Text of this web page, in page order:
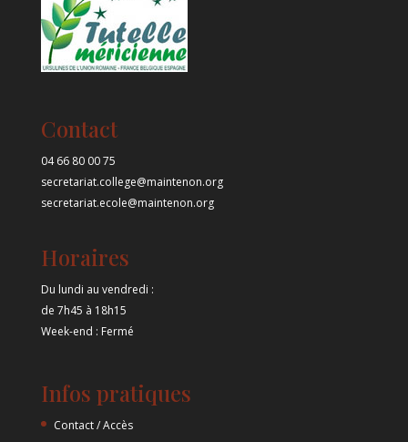
Contact
04 66 80 00 75
secretariat.college@maintenon.org
secretariat.ecole@maintenon.org
Horaires
Du lundi au vendredi :
de 7h45 à 18h15
Week-end : Fermé
Infos pratiques
Contact / Accès